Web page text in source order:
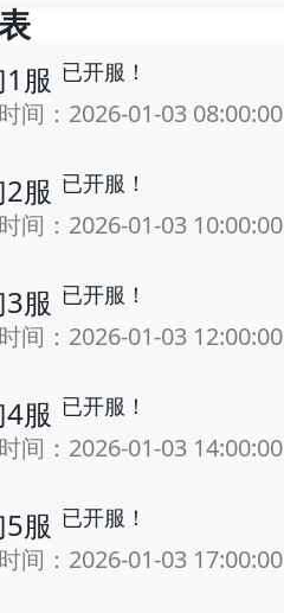
服 已开服！
间：2026-01-03 08:00:00
服 已开服！
间：2026-01-03 10:00:00
服 已开服！
间：2026-01-03 12:00:00
服 已开服！
间：2026-01-03 14:00:00
服 已开服！
间：2026-01-03 17:00:00